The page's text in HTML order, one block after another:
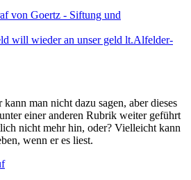
von Goertz - Siftung und
will wieder an unser geld lt.Alfelder-
man nicht dazu sagen, aber dieses
einer anderen Rubrik weiter geführt
nicht mehr hin, oder? Vielleicht kann
wenn er es liest.